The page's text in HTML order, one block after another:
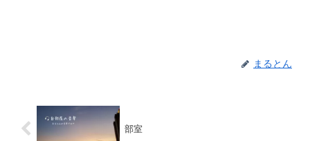
まるとん
部室